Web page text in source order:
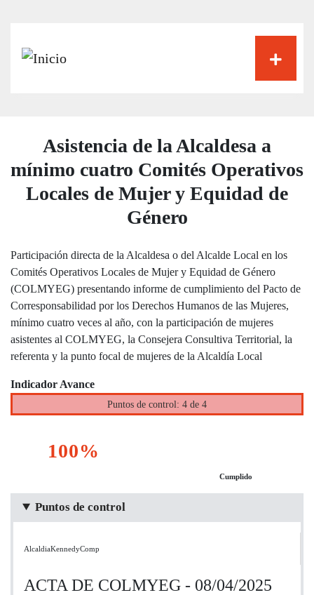
Asistencia de la Alcaldesa a
mínimo cuatro Comités Operativos
Locales de Mujer y Equidad de
Género
Participación directa de la Alcaldesa o del Alcalde Local en los
Comités Operativos Locales de Mujer y Equidad de Género
(COLMYEG) presentando informe de cumplimiento del Pacto de
Corresponsabilidad por los Derechos Humanos de las Mujeres,
mínimo cuatro veces al año, con la participación de mujeres
asistentes al COLMYEG, la Consejera Consultiva Territorial, la
referenta y la punto focal de mujeres de la Alcaldía Local
Indicador Avance
Puntos de control: 4 de 4
100%
Cumplido
Puntos de control
AlcaldiaKennedyComp
ACTA DE COLMYEG - 08/04/2025